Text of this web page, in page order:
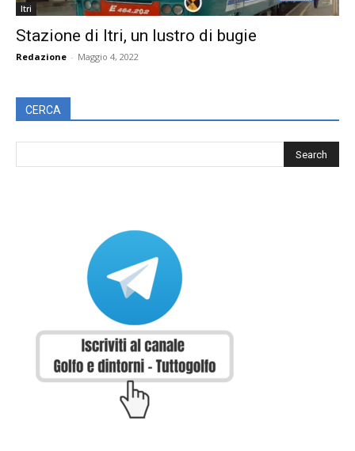
Itri
Stazione di Itri, un lustro di bugie
Redazione - Maggio 4, 2022
CERCA